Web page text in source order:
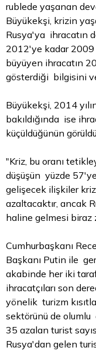
rublede yaşanan
Büyükekşi, krizin
Rusya'ya ihracatın
2012'ye kadar 2009
büyüyen ihracatın
gösterdiği bilgisini
Büyükekşi, 2014
bakıldığında ise
küçüldüğünün
"Kriz, bu oranı
düşüşün yüzde
gelişecek ilişkiler
azaltacaktır, ancak
haline gelmesi biraz
Cumhurbaşkanı
Başkanı Putin ile
akabinde her iki
ihracatçıları son
yönelik turizm
sektörünü de olumlu
35 azalan turist
Rusya'dan gelen